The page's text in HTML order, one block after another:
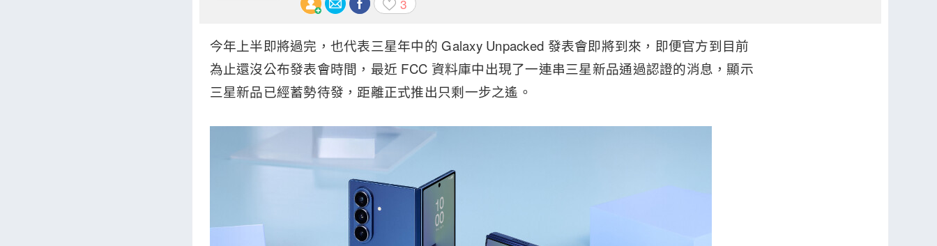
3
今年上半即將過完，也代表三星年中的 Galaxy Unpacked 發表會即將到來，即便官方到目前
為止還沒公布發表會時間，最近 FCC 資料庫中出現了一連串三星新品通過認證的消息，顯示
三星新品已經蓄勢待發，距離正式推出只剩一步之遙。